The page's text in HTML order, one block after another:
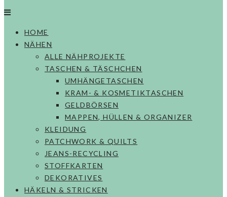
HOME
NÄHEN
ALLE NÄHPROJEKTE
TASCHEN & TÄSCHCHEN
UMHÄNGETASCHEN
KRAM- & KOSMETIKTASCHEN
GELDBÖRSEN
MAPPEN, HÜLLEN & ORGANIZER
KLEIDUNG
PATCHWORK & QUILTS
JEANS-RECYCLING
STOFFKARTEN
DEKORATIVES
HÄKELN & STRICKEN